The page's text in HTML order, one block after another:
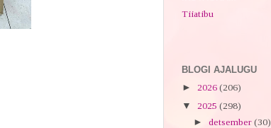
Tiiatibu
BLOGI AJALUGU
► 2026 (206)
▼ 2025 (298)
► detsember (30)